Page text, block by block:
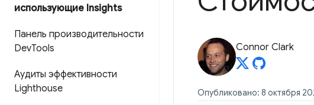
использующие Insights
Панель производительности
DevTools
Аудиты эффективности
Lighthouse
Connor Clark
Опубликовано: 8 октября